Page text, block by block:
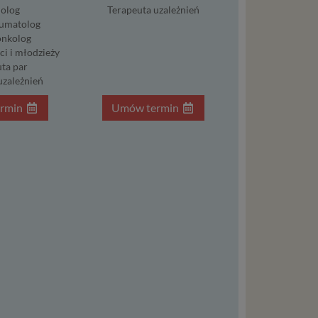
i młodzieży
par
Terapeuta uzależnień
Umów termin
w
nie
do